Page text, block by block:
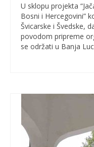
U sklopu projekta
Bosni i Hercegovini”
Švicarske i Švedske,
povodom pripreme
se održati u Banja